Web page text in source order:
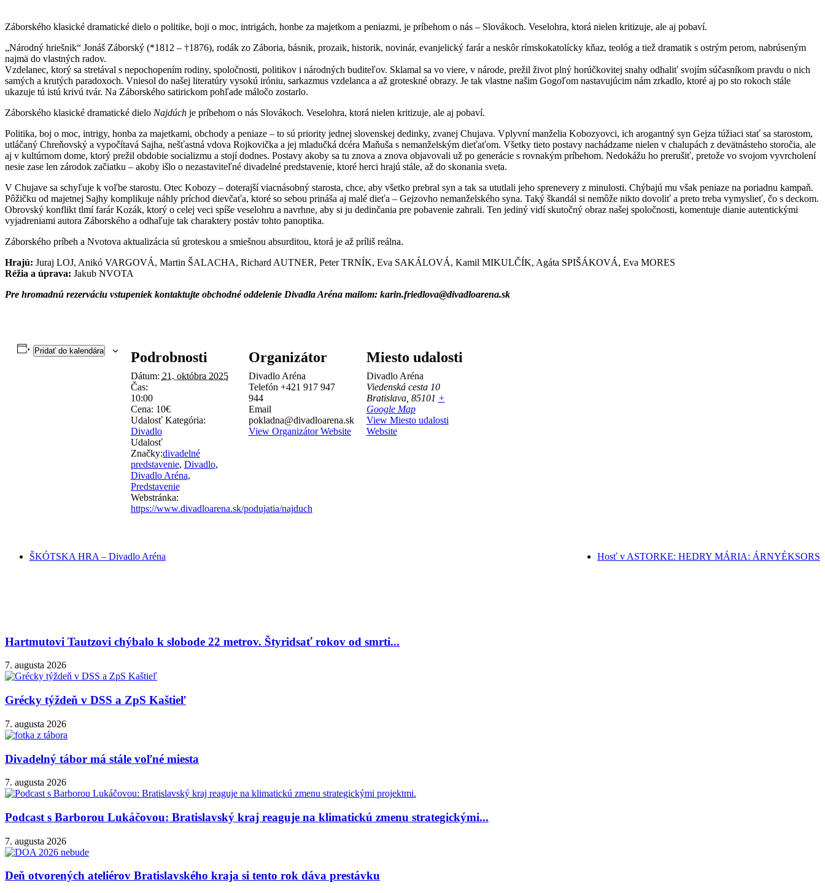
Záborského klasické dramatické dielo o politike, boji o moc, intrigách, honbe za majetkom a peniazmi, je príbehom o nás – Slovákoch. Veselohra, ktorá nielen kritizuje, ale aj pobaví.
„Národný hriešnik“ Jonáš Záborský (*1812 – †1876), rodák zo Záboria, básnik, prozaik, historik, novinár, evanjelický farár a neskôr rímskokatolícky kňaz, teológ a tiež dramatik s ostrým perom, nabrúseným
najmä do vlastných radov.
Vzdelanec, ktorý sa stretával s nepochopením rodiny, spoločnosti, politikov i národných buditeľov. Sklamal sa vo viere, v národe, prežil život plný horúčkovitej snahy odhaliť svojím súčasníkom pravdu o nich
samých a krutých paradoxoch. Vniesol do našej literatúry vysokú iróniu, sarkazmus vzdelanca a až groteskné obrazy. Je tak vlastne našim Gogoľom nastavujúcim nám zrkadlo, ktoré aj po sto rokoch stále
ukazuje tú istú krivú tvár. Na Záborského satirickom pohľade máločo zostarlo.
Záborského klasické dramatické dielo Najdúch je príbehom o nás Slovákoch. Veselohra, ktorá nielen kritizuje, ale aj pobaví.
Politika, boj o moc, intrigy, honba za majetkami, obchody a peniaze – to sú priority jednej slovenskej dedinky, zvanej Chujava. Vplyvní manželia Kobozyovci, ich arogantný syn Gejza túžiaci stať sa starostom,
utláčaný Chreňovský a vypočítavá Sajha, nešťastná vdova Rojkovička a jej mladučká dcéra Maňuša s nemanželským dieťaťom. Všetky tieto postavy nachádzame nielen v chalupách z devätnásteho storočia, ale
aj v kultúrnom dome, ktorý prežil obdobie socializmu a stojí dodnes. Postavy akoby sa tu znova a znova objavovali už po generácie s rovnakým príbehom. Nedokážu ho prerušiť, pretože vo svojom vyvrcholení
nesie zase len zárodok začiatku – akoby išlo o nezastaviteľné divadelné predstavenie, ktoré herci hrajú stále, až do skonania sveta.
V Chujave sa schyľuje k voľbe starostu. Otec Kobozy – doterajší viacnásobný starosta, chce, aby všetko prebral syn a tak sa ututlali jeho sprenevery z minulosti. Chýbajú mu však peniaze na poriadnu kampaň.
Pôžičku od majetnej Sajhy komplikuje náhly príchod dievčaťa, ktoré so sebou prináša aj malé dieťa – Gejzovho nemanželského syna. Taký škandál si nemôže nikto dovoliť a preto treba vymyslieť, čo s deckom.
Obrovský konflikt tlmí farár Kozák, ktorý o celej veci spíše veselohru a navrhne, aby si ju dedinčania pre pobavenie zahrali. Ten jediný vidí skutočný obraz našej spoločnosti, komentuje dianie autentickými
vyjadreniami autora Záborského a odhaľuje tak charaktery postáv tohto panoptika.
Záborského príbeh a Nvotova aktualizácia sú groteskou a smiešnou absurditou, ktorá je až príliš reálna.
Hrajú: Juraj LOJ, Anikó VARGOVÁ, Martin ŠALACHA, Richard AUTNER, Peter TRNÍK, Eva SAKÁLOVÁ, Kamil MIKULČÍK, Agáta SPIŠÁKOVÁ, Eva MORES
Réžia a úprava: Jakub NVOTA
Pre hromadnú rezerváciu vstupeniek kontaktujte obchodné oddelenie Divadla Aréna mailom: karin.friedlova@divadloarena.sk
Pridať do kalendára Podrobnosti
Dátum: 21. októbra 2025
Čas:
10:00
Cena: 10€
Udalosť Kategória:
Divadlo
Udalosť
Značky:divadelné
predstavenie, Divadlo,
Divadlo Aréna,
Predstavenie
Webstránka:
https://www.divadloarena.sk/podujatia/najduch
Organizátor
Divadlo Aréna
Telefón +421 917 947
944
Email
pokladna@divadloarena.sk
View Organizátor Website
Miesto udalosti
Divadlo Aréna
Viedenská cesta 10
Bratislava, 85101 +
Google Map
View Miesto udalosti
Website
ŠKÓTSKA HRA – Divadlo Aréna Hosť v ASTORKE: HEDRY MÁRIA: ÁRNYÉKSORS
Hartmutovi Tautzovi chýbalo k slobode 22 metrov. Štyridsať rokov od smrti...
7. augusta 2026
Grécky týždeň v DSS a ZpS Kaštieľ
7. augusta 2026
Divadelný tábor má stále voľné miesta
7. augusta 2026
Podcast s Barborou Lukáčovou: Bratislavský kraj reaguje na klimatickú zmenu strategickými...
7. augusta 2026
Deň otvorených ateliérov Bratislavského kraja si tento rok dáva prestávku